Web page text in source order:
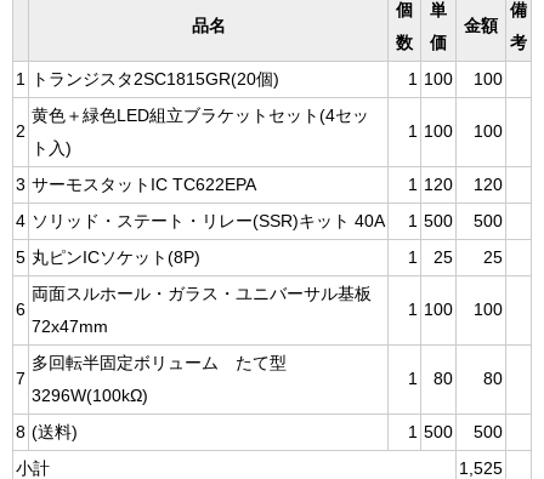
品名
個
数
単
価
金額
備
考
1
トランジスタ2SC1815GR(20個) 1 100 100
2
黄色＋緑色LED組立ブラケットセット(4セッ
ト入)
1 100 100
3 サーモスタットIC TC622EPA 1 120
120
4 ソリッド・ステート・リレー(SSR)キット 40A 1 500
500
5 丸ピンICソケット(8P) 1 25 25
6
両面スルホール・ガラス・ユニバーサル基板
72x47mm
1 100 100
7
多回転半固定ボリューム たて型
3296W(100kΩ)
1 80 80
8 (送料) 1 500
500
小計
1,525